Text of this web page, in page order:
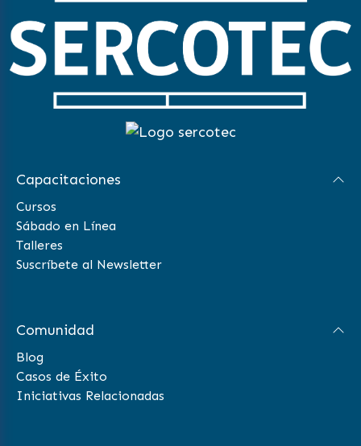
Capacitaciones
Cursos
Sábado en Línea
Talleres
Suscríbete al Newsletter
Comunidad
Blog
Casos de Éxito
Iniciativas Relacionadas